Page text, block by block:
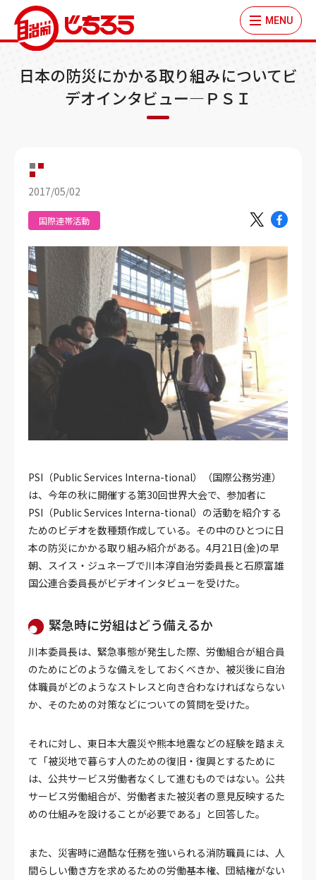
MENU
日本の防災にかかる取り組みについてビ
デオインタビュー―ＰＳＩ
2017/05/02
国際連帯活動
PSI（Public Services Interna-tional）（国際公務労連）
は、今年の秋に開催する第30回世界大会で、参加者に
PSI（Public Services Interna-tional）の活動を紹介する
ためのビデオを数種類作成している。その中のひとつに日
本の防災にかかる取り組み紹介がある。4月21日(金)の早
朝、スイス・ジュネーブで川本淳自治労委員長と石原富雄
国公連合委員長がビデオインタビューを受けた。
緊急時に労組はどう備えるか
川本委員長は、緊急事態が発生した際、労働組合が組合員
のためにどのような備えをしておくべきか、被災後に自治
体職員がどのようなストレスと向き合わなければならない
か、そのための対策などについての質問を受けた。
それに対し、東日本大震災や熊本地震などの経験を踏まえ
て「被災地で暮らす人のための復旧・復興とするために
は、公共サービス労働者なくして進むものではない。公共
サービス労働組合が、労働者また被災者の意見反映するた
めの仕組みを設けることが必要である」と回答した。
また、災害時に過酷な任務を強いられる消防職員には、人
間らしい働き方を求めるための労働基本権、団結権がない